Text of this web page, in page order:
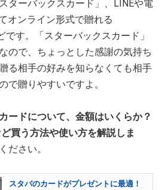
ターバックスカード」、LINEや電
オンライン形式で贈れる
です。「スターバックスカード」
ので、ちょっとした感謝の気持ち
る相手の好みを知らなくても相手
で贈りやすいですよ。
ードについて、金額はいくらか？
買う方法や使い方を解説しま
ださい。
スタバのカードがプレゼントに最適！